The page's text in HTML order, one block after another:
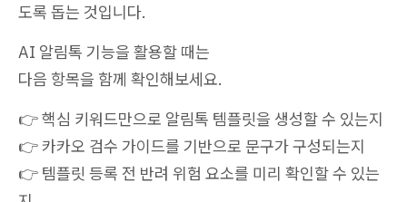
도록 돕는 것입니다.
AI 알림톡 기능을 활용할 때는
다음 항목을 함께 확인해보세요.
👉 핵심 키워드만으로 알림톡 템플릿을 생성할 수 있는지
👉 카카오 검수 가이드를 기반으로 문구가 구성되는지
👉 템플릿 등록 전 반려 위험 요소를 미리 확인할 수 있는